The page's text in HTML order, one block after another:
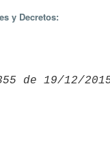
y Decretos:
de 19/12/